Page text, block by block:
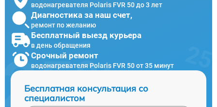
водонагревателя Polaris FVR 50 до 3 лет
Диагностика за наш счет,
ремонт по желанию
Бесплатный выезд курьера
в день обращения
Срочный ремонт
водонагревателя Polaris FVR 50 от 35 минут
Бесплатная консультация со
специалистом